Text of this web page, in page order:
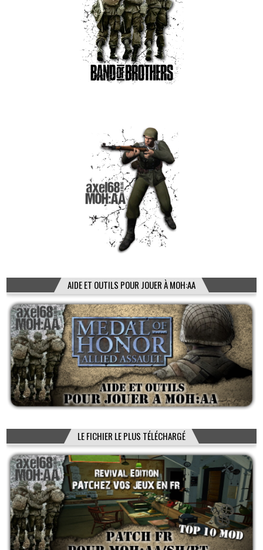
AIDE ET OUTILS POUR JOUER À MOH:AA
LE FICHIER LE PLUS TÉLÉCHARGÉ